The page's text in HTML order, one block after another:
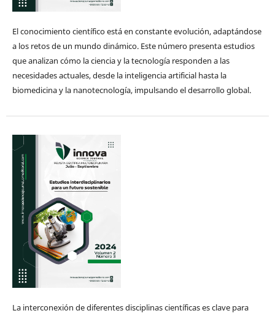
El conocimiento científico está en constante evolución, adaptándose
a los retos de un mundo dinámico. Este número presenta estudios
que analizan cómo la ciencia y la tecnología responden a las
necesidades actuales, desde la inteligencia artificial hasta la
biomedicina y la nanotecnología, impulsando el desarrollo global.
La interconexión de diferentes disciplinas científicas es clave para